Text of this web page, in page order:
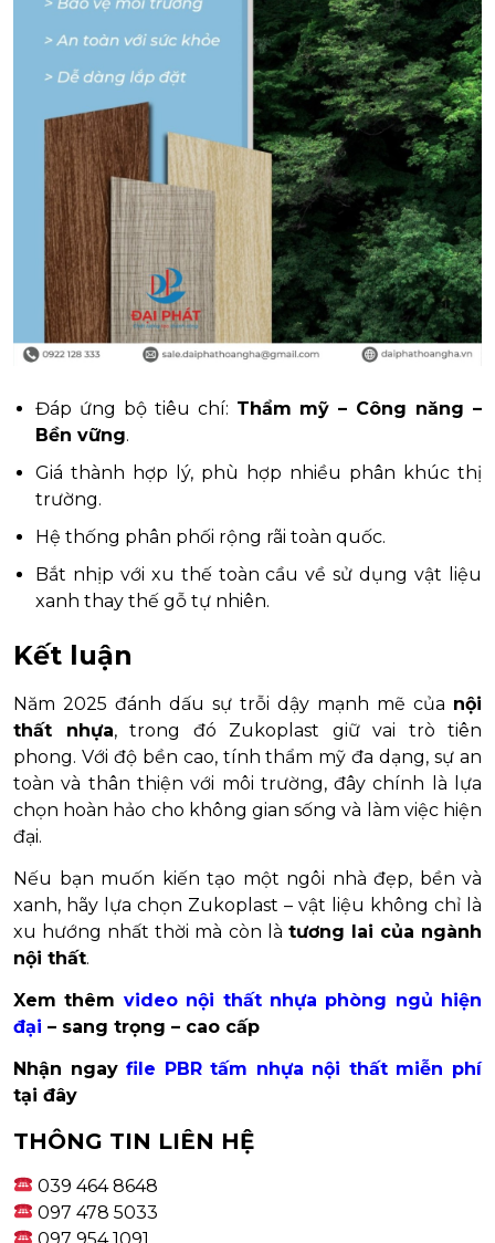
Đáp ứng bộ tiêu chí: Thẩm mỹ – Công năng –
Bền vững.
Giá thành hợp lý, phù hợp nhiều phân khúc thị
trường.
Hệ thống phân phối rộng rãi toàn quốc.
Bắt nhịp với xu thế toàn cầu về sử dụng vật liệu
xanh thay thế gỗ tự nhiên.
Kết luận
Năm 2025 đánh dấu sự trỗi dậy mạnh mẽ của nội
thất nhựa, trong đó Zukoplast giữ vai trò tiên
phong. Với độ bền cao, tính thẩm mỹ đa dạng, sự an
toàn và thân thiện với môi trường, đây chính là lựa
chọn hoàn hảo cho không gian sống và làm việc hiện
đại.
Nếu bạn muốn kiến tạo một ngôi nhà đẹp, bền và
xanh, hãy lựa chọn Zukoplast – vật liệu không chỉ là
xu hướng nhất thời mà còn là tương lai của ngành
nội thất.
Xem thêm video nội thất nhựa phòng ngủ hiện
đại – sang trọng – cao cấp
Nhận ngayfile PBR tấm nhựa nội thất miễn phí
tại đây
THÔNG TIN LIÊN HỆ
039 464 8648
097 478 5033
097 954 1091